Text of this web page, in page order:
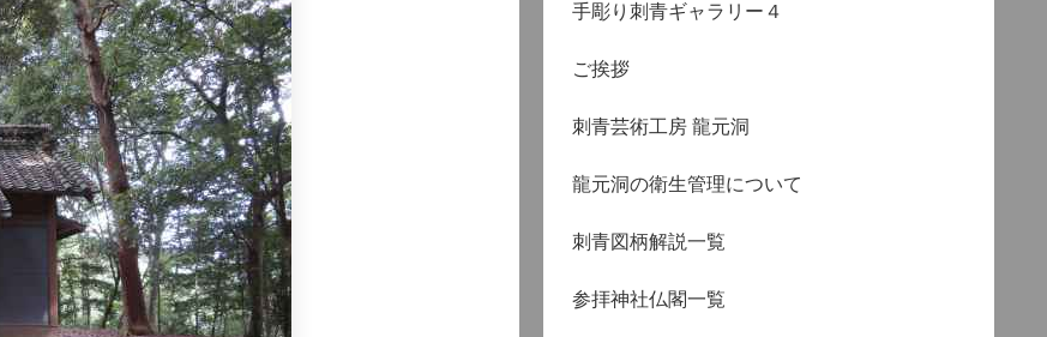
手彫り刺青ギャラリー４
ご挨拶
刺青芸術工房 龍元洞
龍元洞の衛生管理について
刺青図柄解説一覧
参拝神社仏閣一覧